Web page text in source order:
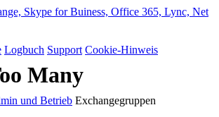
Logbuch Support Cookie-Hinweis
und Betrieb Exchangegruppen